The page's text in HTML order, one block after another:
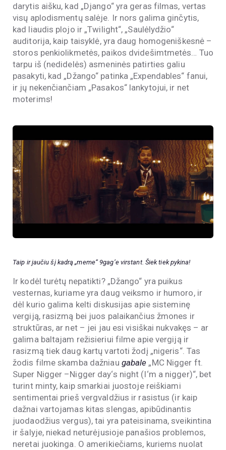
darytis aišku, kad „Django“ yra geras filmas, vertas
visų aplodismentų salėje. Ir nors galima ginčytis,
kad liaudis plojo ir „Twilight“, „Saulėlydžio“
auditorija, kaip taisyklė, yra daug homogeniškesnė –
storos penkiolikmetės, paikos dvidešimtmetės… Tuo
tarpu iš (nedidelės) asmeninės patirties galiu
pasakyti, kad „Džango“ patinka „Expendables“ fanui,
ir jų nekenčiančiam „Pasakos“ lankytojui, ir net
moterims!
Taip ir jaučiu šį kadrą „meme“ 9gag’e virstant. Šiek tiek pykina!
Ir kodėl turėtų nepatikti? „Džango“ yra puikus
vesternas, kuriame yra daug veiksmo ir humoro, ir
dėl kurio galima kelti diskusijas apie sisteminę
vergiją, rasizmą bei juos palaikančius žmones ir
struktūras, ar net – jei jau esi visiškai nukvakęs – ar
galima baltajam režisieriui filme apie vergiją ir
rasizmą tiek daug kartų vartoti žodį „nigeris“. Tas
žodis filme skamba dažniau gabale „MC Nigger ft.
Super Nigger –Nigger day‘s night (I‘m a nigger)“, bet
turint minty, kaip smarkiai juostoje reiškiami
sentimentai prieš vergvaldžius ir rasistus (ir kaip
dažnai vartojamas kitas slengas, apibūdinantis
juodaodžius vergus), tai yra pateisinama, sveikintina
ir šalyje, niekad neturėjusioje panašios problemos,
neretai juokinga. O amerikiečiams, kuriems nuolat